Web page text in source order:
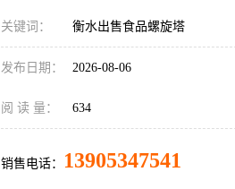
关键词： 衡水出售食品螺旋塔
发布日期： 2026-08-06
阅 读 量： 634
销售电话： 13905347541